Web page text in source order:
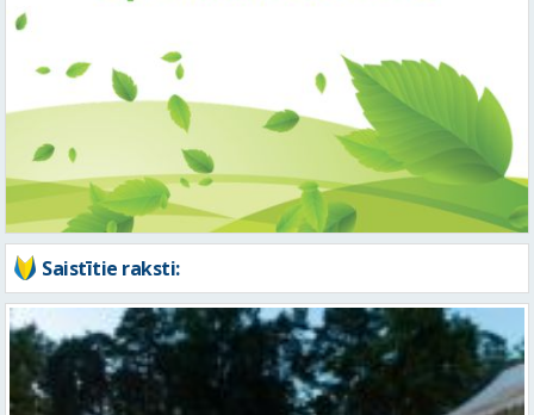
Saistītie raksti: